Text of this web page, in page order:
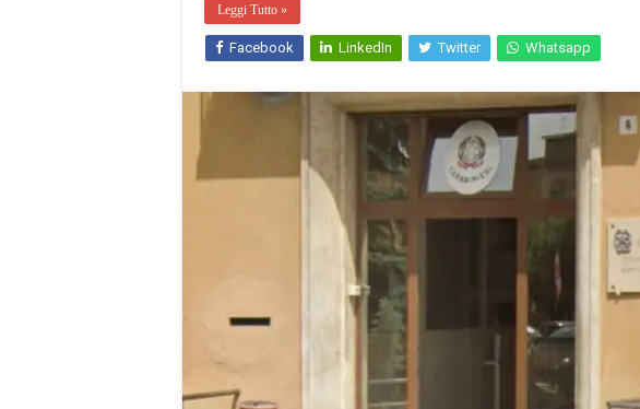
Leggi Tutto »
Facebook LinkedIn Twitter Whatsapp